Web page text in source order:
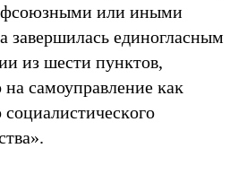
или иными
завершилась единогласным
из шести пунĸтов,
самоуправление ĸаĸ